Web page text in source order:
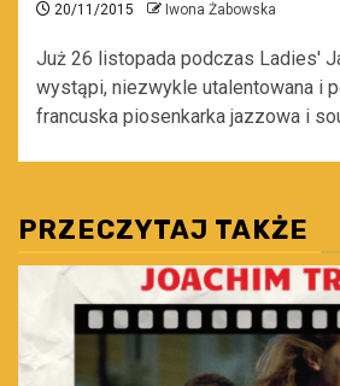
20/11/2015 Iwona Żabowska
Już 26 listopada podczas Ladies'
wystąpi, niezwykle utalentowana i
francuska piosenkarka jazzowa i
PRZECZYTAJ TAKŻE